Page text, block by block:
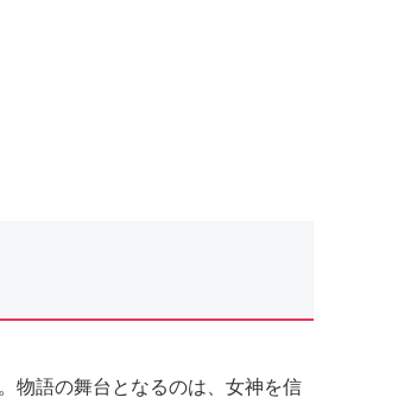
物語の舞台となるのは、女神を信